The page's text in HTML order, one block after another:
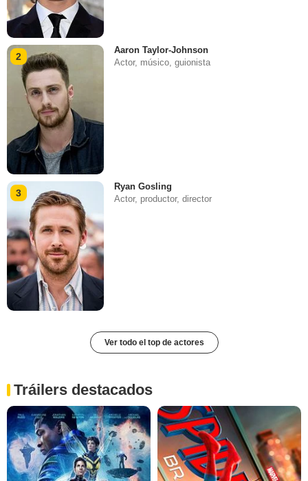
2
Aaron Taylor-Johnson
Actor, músico, guionista
3
Ryan Gosling
Actor, productor, director
Ver todo el top de actores
Tráilers destacados